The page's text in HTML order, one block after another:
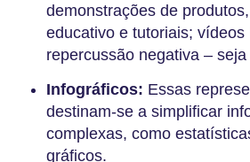
demonstrações de
educativo e tutoriais;
repercussão negativa –
Infográficos: Essas
destinam-se a simplificar
complexas, como
gráficos.